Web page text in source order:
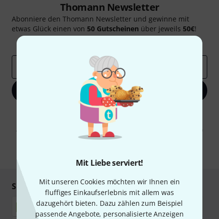
Mit Liebe serviert!
Mit unseren Cookies möchten wir Ihnen ein
fluffiges Einkaufserlebnis mit allem was
dazugehört bieten. Dazu zählen zum Beispiel
passende Angebote, personalisierte Anzeigen
Thomann Newsletter
Abonniere den Thomann Newsletter und gewinne mit
etwas Glück einen von 50 Gutscheinen über jeweils 50€!
Thomann Insights
Jetzt anmelden
Mit Klick auf „Jetzt anmelden“ stimmen Sie dem Erhalt von E-Mail-
Werbung und einer Messung des E-Mail-Nutzungsverhaltens zu. Die
Abmeldung ist jederzeit möglich. Weitere Informationen finden Sie in
unserenDatenschutzhinweisen
Sicher einkaufen & bezahlen